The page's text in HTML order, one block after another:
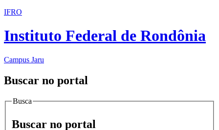
IFRO
Instituto Federal de Rondônia
Campus Jaru
Buscar no portal
Busca
Buscar no portal